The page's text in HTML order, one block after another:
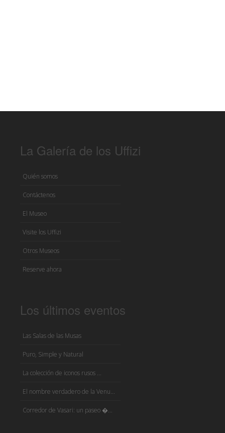
La Galería de los Uffizi
Quién somos
Contáctenos
El Museo
Visite los Uffizi
Otros Museos
Reserve ahora
Los últimos eventos
Las Salas de las Musas
Puro, Simple y Natural
La colección de iconos rusos ...
El nombre verdadero de la Venu...
Corredor de Vasari: un paseo �...